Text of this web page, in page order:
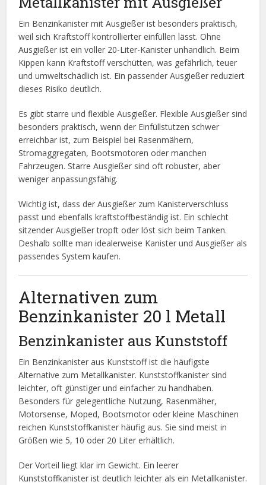
Ein Benzinkanister mit Ausgießer ist besonders praktisch,
weil sich Kraftstoff kontrollierter einfüllen lässt. Ohne
Ausgießer ist ein voller 20-Liter-Kanister unhandlich. Beim
Kippen kann Kraftstoff verschütten, was gefährlich, teuer
und umweltschädlich ist. Ein passender Ausgießer reduziert
dieses Risiko deutlich.
Es gibt starre und flexible Ausgießer. Flexible Ausgießer sind
besonders praktisch, wenn der Einfüllstutzen schwer
erreichbar ist, zum Beispiel bei Rasenmähern,
Stromaggregaten, Bootsmotoren oder manchen
Fahrzeugen. Starre Ausgießer sind oft robuster, aber
weniger anpassungsfähig.
Wichtig ist, dass der Ausgießer zum Kanisterverschluss
passt und ebenfalls kraftstoffbeständig ist. Ein schlecht
sitzender Ausgießer tropft oder löst sich beim Tanken.
Deshalb sollte man idealerweise Kanister und Ausgießer als
passendes System kaufen.
Alternativen zum
Benzinkanister 20 l Metall
Benzinkanister aus Kunststoff
Ein Benzinkanister aus Kunststoff ist die häufigste
Alternative zum Metallkanister. Kunststoffkanister sind
leichter, oft günstiger und einfacher zu handhaben.
Besonders für gelegentliche Nutzung, Rasenmäher,
Motorsense, Moped, Bootsmotor oder kleine Maschinen
reichen Kunststoffkanister häufig aus. Sie sind meist in
Größen wie 5, 10 oder 20 Liter erhältlich.
Der Vorteil liegt klar im Gewicht. Ein leerer
Kunststoffkanister ist deutlich leichter als ein Metallkanister.